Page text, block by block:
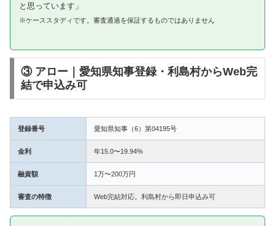
と思っています」
※ケーススタディです。審査通過を保証するものではありません
③ アロー｜愛知県知事登録・利島村からWeb完
結で申込み可
登録番号 愛知県知事（6）第04195号
金利 年15.0〜19.94%
融資額 1万〜200万円
審査の特徴 Web完結対応。利島村から即日申込み可